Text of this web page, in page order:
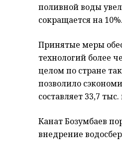
поливной воды
сокращается на 10%.
Принятые меры
технологий более
целом по стране
позволило
составляет 33,7 тыс.
Канат Бозумбаев
внедрение